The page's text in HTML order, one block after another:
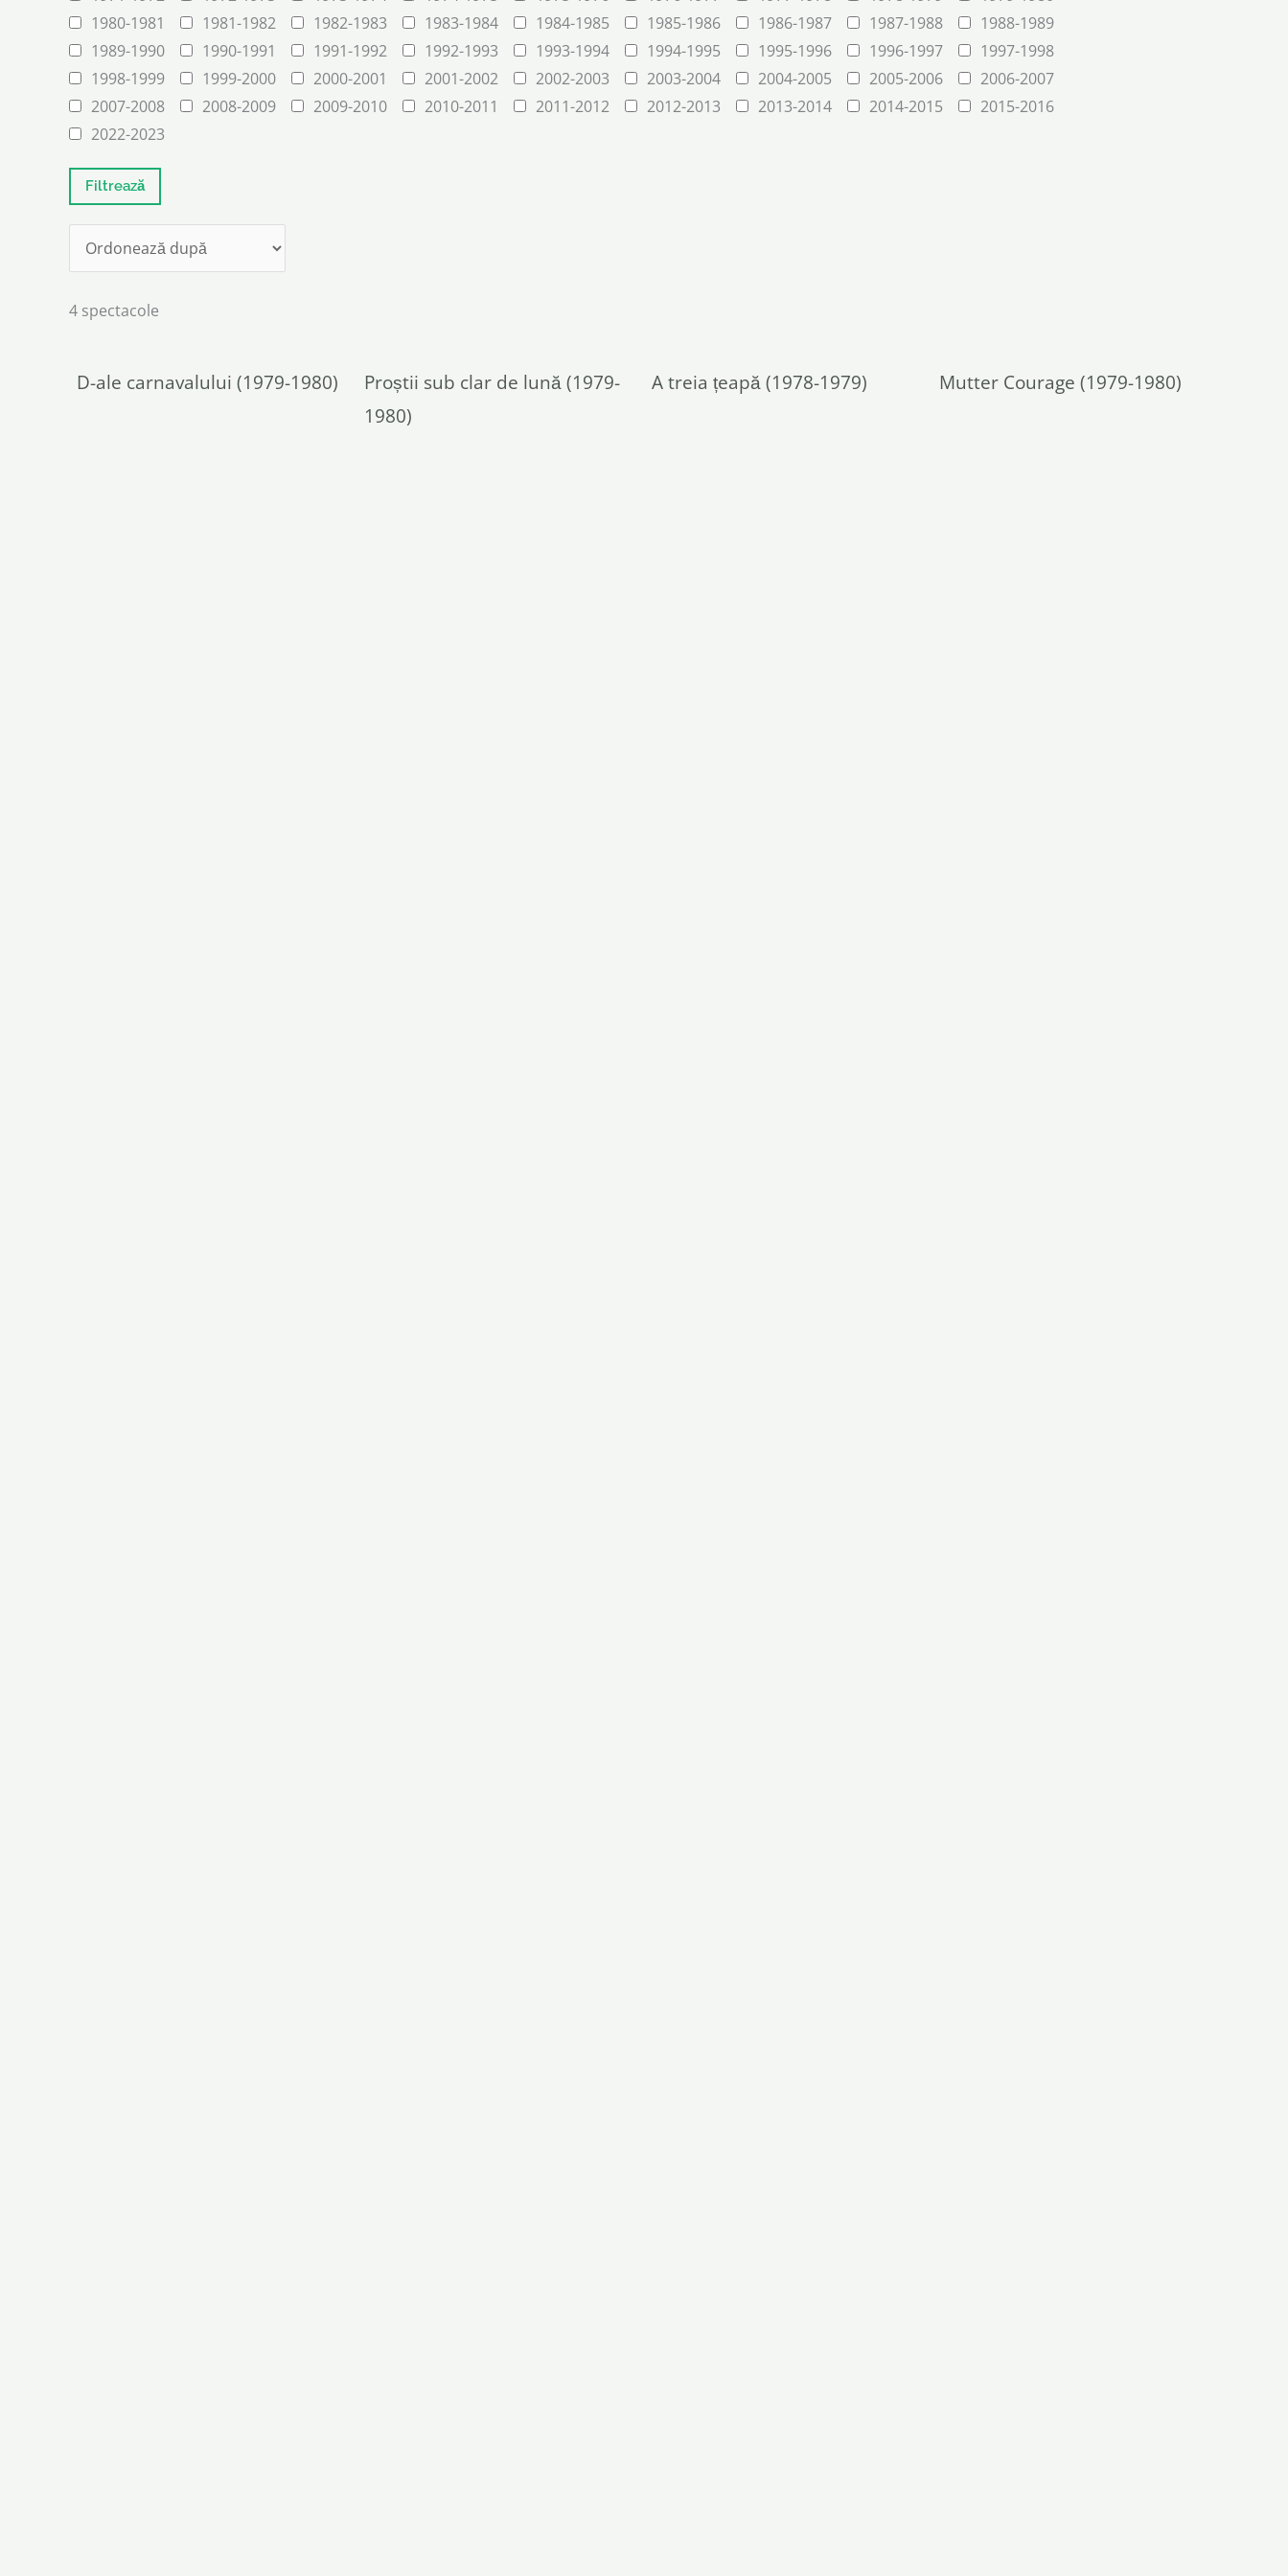
1980-1981
1981-1982 1982-1983 1983-1984 1984-1985 1985-1986 1986-1987 1987-1988
1988-1989
1989-1990
1990-1991 1991-1992 1992-1993 1993-1994 1994-1995 1995-1996 1996-1997
1997-1998
1998-1999
1999-2000 2000-2001 2001-2002 2002-2003 2003-2004 2004-2005 2005-2006
2006-2007
2007-2008
2008-2009 2009-2010 2010-2011 2011-2012 2012-2013 2013-2014 2014-2015
2015-2016
2022-2023
4 spectacole
D-ale carnavalului (1979-1980)
Proștii sub clar de lună (1979-
1980)
A treia țeapă (1978-1979) Mutter Courage (1979-1980)